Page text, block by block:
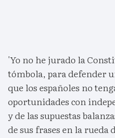
'Yo no he jurado la
tómbola, para defender
que los españoles no
oportunidades con
y de las supuestas
de sus frases en la rueda